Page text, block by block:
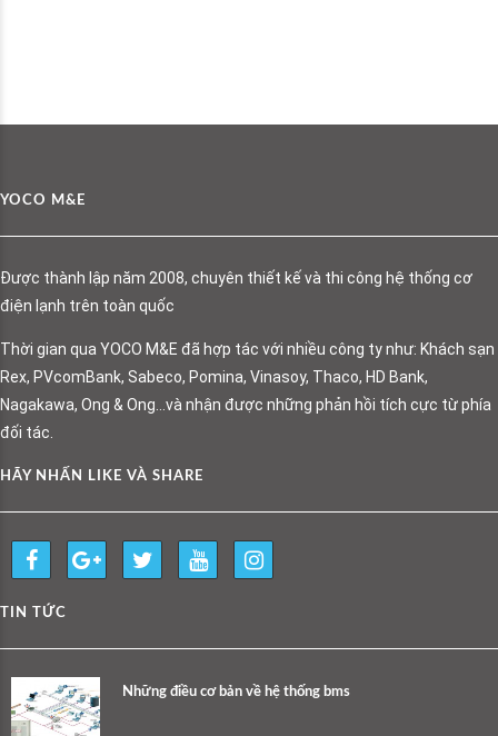
YOCO M&E
Được thành lập năm 2008, chuyên thiết kế và thi công hệ thống cơ
điện lạnh trên toàn quốc
Thời gian qua YOCO M&E đã hợp tác với nhiều công ty như: Khách sạn
Rex, PVcomBank, Sabeco, Pomina, Vinasoy, Thaco, HD Bank,
Nagakawa, Ong & Ong…và nhận được những phản hồi tích cực từ phía
đối tác.
HÃY NHẤN LIKE VÀ SHARE
TIN TỨC
Những điều cơ bản về hệ thống bms